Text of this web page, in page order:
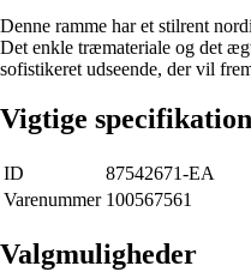
Denne ramme har et stilrent
Det enkle træmateriale og det
sofistikeret udseende, der vil
Vigtige
ID
87542671-EA
Varenummer 100567561
Valgmuligheder